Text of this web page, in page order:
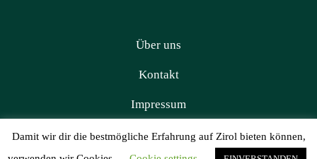
Über uns
Kontakt
Impressum
Datenschutz
Damit wir dir die bestmögliche Erfahrung auf Zirol bieten können,